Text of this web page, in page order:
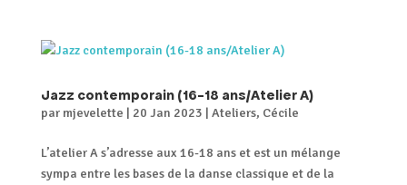
Jazz contemporain (16-18 ans/Atelier A)
par mjevelette | 20 Jan 2023 | Ateliers, Cécile
L’atelier A s’adresse aux 16-18 ans et est un mélange
sympa entre les bases de la danse classique et de la